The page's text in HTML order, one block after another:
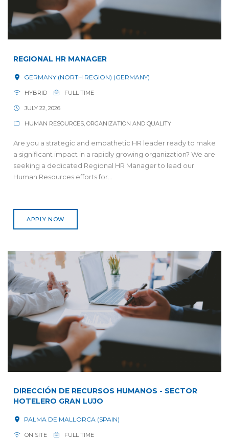
REGIONAL HR MANAGER
GERMANY (NORTH REGION) (GERMANY)
HYBRID FULL TIME
JULY 22, 2026
HUMAN RESOURCES, ORGANIZATION AND QUALITY
Are you a strategic and empathetic HR leader ready to make
a significant impact in a rapidly growing organization? We are
seeking a dedicated Regional HR Manager to lead our
Human Resources efforts for...
APPLY NOW
DIRECCIÓN DE RECURSOS HUMANOS - SECTOR
HOTELERO GRAN LUJO
PALMA DE MALLORCA (SPAIN)
ON SITE FULL TIME